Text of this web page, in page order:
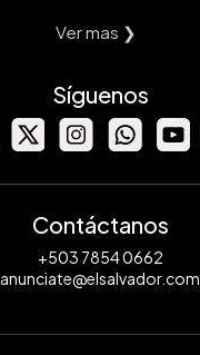
Ver mas ❯
Síguenos
Contáctanos
+503 7854 0662
anunciate@elsalvador.com